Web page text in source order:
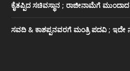
ಕೈತಪ್ಪಿದ ಸಚಿವಸ್ಥಾನ ; ರಾಜೀನಾಮೆಗೆ ಮುಂದಾದ
ಸವದಿ & ಕಾಶಪ್ಪನವರಗೆ ಮಂತ್ರಿ ಪದವಿ ;